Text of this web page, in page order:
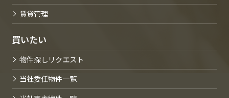
賃貸管理
買いたい
物件探しリクエスト
当社委任物件一覧